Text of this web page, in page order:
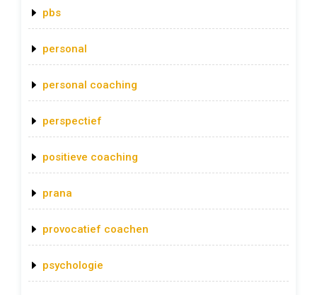
pbs
personal
personal coaching
perspectief
positieve coaching
prana
provocatief coachen
psychologie